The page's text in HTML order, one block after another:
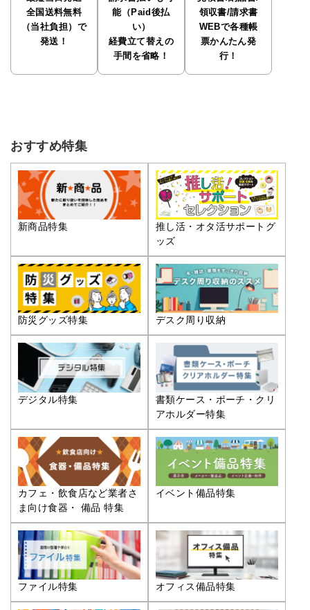
全国送料無料
（当社負担）で
発送！
能（Paid後払
い）
経費立て替えの
手間を省略！
領収書/請求書
WEBで各種帳
票かんたん発
行！
おすすめ特集
新商品特集
推し活・オタ活サポートグ
ッズ
防災グッズ特集 デスク周り収納
デジタル特集
書類ケース・ポーチ・クリ
アホルダー特集
カフェ・飲食店など業者さ
ま向け食器・ 備品 特集
イベント備品特集
ファイル特集 オフィス備品特集